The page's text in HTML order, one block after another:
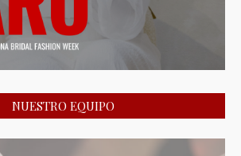
NUESTRO EQUIPO